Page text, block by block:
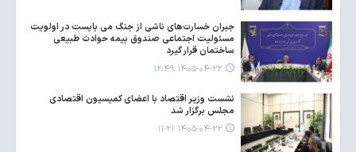
جبران خسارت‌های ناشی از جنگ می بایست در اولویت
مسئولیت اجتماعی صندوق بیمه حوادث طبیعی
ساختمان قرار گیرد
۱۴۰۵-۰۴-۲۲ ۱۲:۴۹
نشست وزیر اقتصاد با اعضای کمیسیون اقتصادی
مجلس برگزار شد
۱۴۰۵-۰۴-۲۲ ۱۱:۲۱